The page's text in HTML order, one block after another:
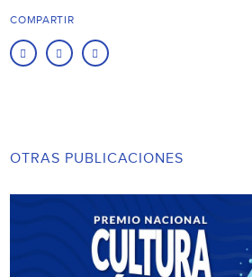
COMPARTIR
OTRAS PUBLICACIONES